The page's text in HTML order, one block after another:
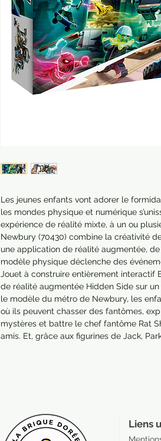
Les jeunes enfants vont adorer le
les mondes physique et numérique
expérience de réalité mixte, à un ou
Newbury (70430) combine la créativité
une application de réalité augmentée,
modèle physique déclenche des
Jouet à construire entièrement
de réalité augmentée Hidden Side sur
le modèle du métro de Newbury, les
où ils peuvent chasser des fantômes,
mystères et battre le chef fantôme Rat
amis. Et, grâce aux figurines de Jack,
Liens